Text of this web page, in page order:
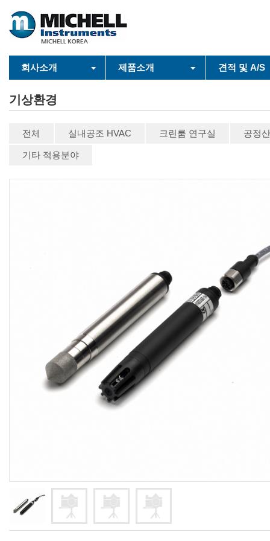
회사소개 제품소개 견적 및 A/S
기상환경
전체 실내공조 HVAC 크린룸 연구실 공정
기타 적용분야